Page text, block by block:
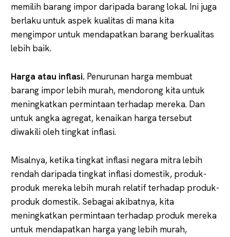
memilih barang impor daripada barang lokal. Ini juga
berlaku untuk aspek kualitas di mana kita
mengimpor untuk mendapatkan barang berkualitas
lebih baik.
Harga atau inflasi. Penurunan harga membuat
barang impor lebih murah, mendorong kita untuk
meningkatkan permintaan terhadap mereka. Dan
untuk angka agregat, kenaikan harga tersebut
diwakili oleh tingkat inflasi.
Misalnya, ketika tingkat inflasi negara mitra lebih
rendah daripada tingkat inflasi domestik, produk-
produk mereka lebih murah relatif terhadap produk-
produk domestik. Sebagai akibatnya, kita
meningkatkan permintaan terhadap produk mereka
untuk mendapatkan harga yang lebih murah,